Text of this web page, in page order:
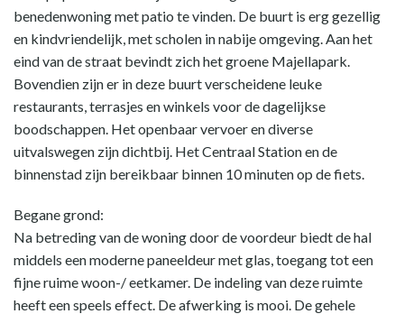
benedenwoning met patio te vinden. De buurt is erg gezellig
en kindvriendelijk, met scholen in nabije omgeving. Aan het
eind van de straat bevindt zich het groene Majellapark.
Bovendien zijn er in deze buurt verscheidene leuke
restaurants, terrasjes en winkels voor de dagelijkse
boodschappen. Het openbaar vervoer en diverse
uitvalswegen zijn dichtbij. Het Centraal Station en de
binnenstad zijn bereikbaar binnen 10 minuten op de fiets.
Begane grond:
Na betreding van de woning door de voordeur biedt de hal
middels een moderne paneeldeur met glas, toegang tot een
fijne ruime woon-/ eetkamer. De indeling van deze ruimte
heeft een speels effect. De afwerking is mooi. De gehele